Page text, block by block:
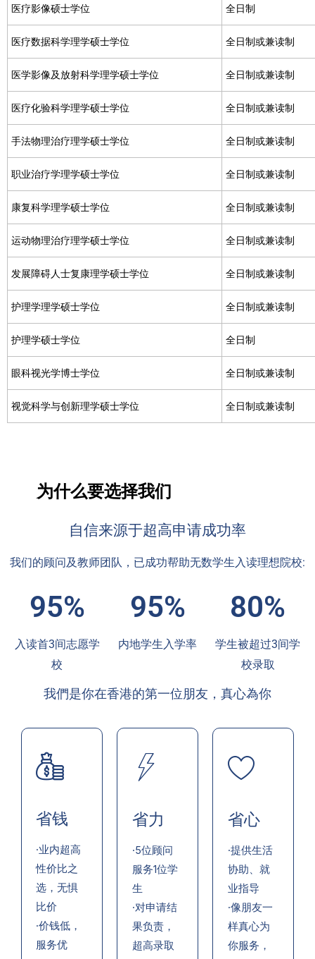
医疗影像硕士学位 全日制
医疗数据科学理学硕士学位 全日制或兼读制
医学影像及放射科学理学硕士学位 全日制或兼读制
医疗化验科学理学硕士学位 全日制或兼读制
手法物理治疗理学硕士学位 全日制或兼读制
职业治疗学理学硕士学位 全日制或兼读制
康复科学理学硕士学位 全日制或兼读制
运动物理治疗理学硕士学位 全日制或兼读制
发展障碍人士复康理学硕士学位 全日制或兼读制
护理学理学硕士学位 全日制或兼读制
护理学硕士学位 全日制
眼科视光学博士学位 全日制或兼读制
视觉科学与创新理学硕士学位 全日制或兼读制
为什么要选择我们
自信来源于超高申请成功率
我们的顾问及教师团队，已成功帮助无数学生入读理想院校:
95%
入读首3间志愿学
校
95%
内地学生入学率
80%
学生被超过3间学
校录取
我們是你在香港的第一位朋友，真心為你
省钱
·业内超高
性价比之
选，无惧
比价
·价钱低，
服务优
省力
·5位顾问
服务1位学
生
·对申请结
果负责，
超高录取
省心
·提供生活
协助、就
业指导
·像朋友一
样真心为
你服务，